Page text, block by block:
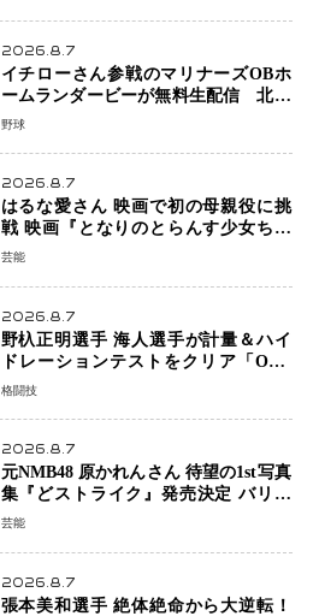
2026.8.7
イチローさん参戦のマリナーズOBホ
ームランダービーが無料生配信 北米
ならではの“魅せる興行”に世界が注目
野球
2026.8.7
はるな愛さん 映画で初の母親役に挑
戦 映画『となりのとらんす少女ちゃ
ん』11月7日公開 未来の自分との対話
芸能
2026.8.7
野杁正明選手 海人選手が計量＆ハイ
ドレーションテストをクリア「ONE
SAMURAI 2」決戦へ万全の準備整う
格闘技
2026.8.7
元NMB48 原かれんさん 待望の1st写真
集『どストライク』発売決定 バリで
魅せる25歳の新境地
芸能
2026.8.7
張本美和選手 絶体絶命から大逆転！